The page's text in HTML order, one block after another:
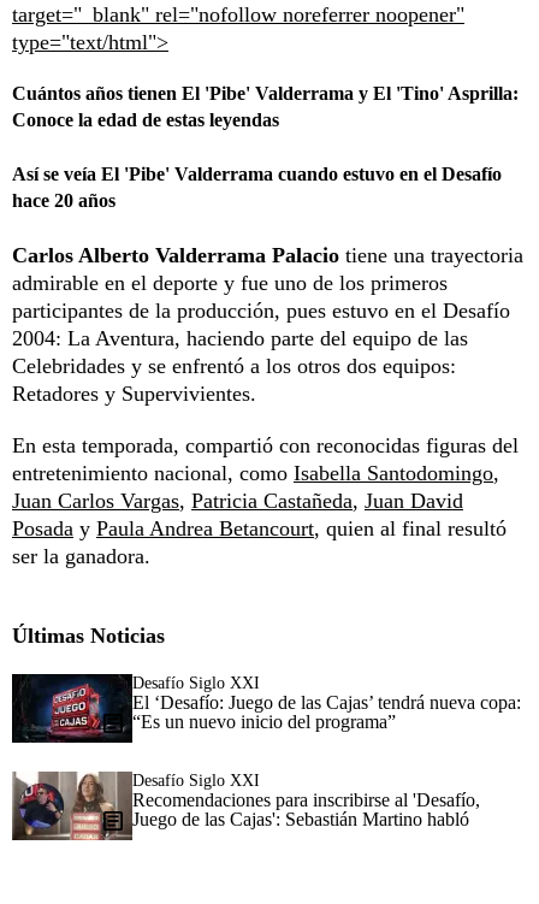
target="_blank" rel="nofollow noreferrer noopener"
type="text/html">
Cuántos años tienen El 'Pibe' Valderrama y El 'Tino' Asprilla:
Conoce la edad de estas leyendas
Así se veía El 'Pibe' Valderrama cuando estuvo en el Desafío
hace 20 años
Carlos Alberto Valderrama Palacio tiene una trayectoria
admirable en el deporte y fue uno de los primeros
participantes de la producción, pues estuvo en el Desafío
2004: La Aventura, haciendo parte del equipo de las
Celebridades y se enfrentó a los otros dos equipos:
Retadores y Supervivientes.
En esta temporada, compartió con reconocidas figuras del
entretenimiento nacional, como Isabella Santodomingo,
Juan Carlos Vargas, Patricia Castañeda, Juan David
Posada y Paula Andrea Betancourt, quien al final resultó
ser la ganadora.
Últimas Noticias
Desafío Siglo XXI
El ‘Desafío: Juego de las Cajas’ tendrá nueva copa:
“Es un nuevo inicio del programa”
Desafío Siglo XXI
Recomendaciones para inscribirse al 'Desafío,
Juego de las Cajas': Sebastián Martino habló